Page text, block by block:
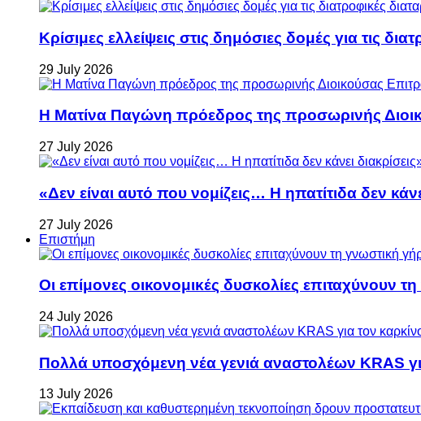
Κρίσιμες ελλείψεις στις δημόσιες δομές για τις
29 July 2026
Η Ματίνα Παγώνη πρόεδρος της προσωρινής
27 July 2026
«Δεν είναι αυτό που νομίζεις… Η ηπατίτιδα δεν
27 July 2026
Επιστήμη
Οι επίμονες οικονομικές δυσκολίες επιταχύνουν
24 July 2026
Πολλά υποσχόμενη νέα γενιά αναστολέων KRAS
13 July 2026